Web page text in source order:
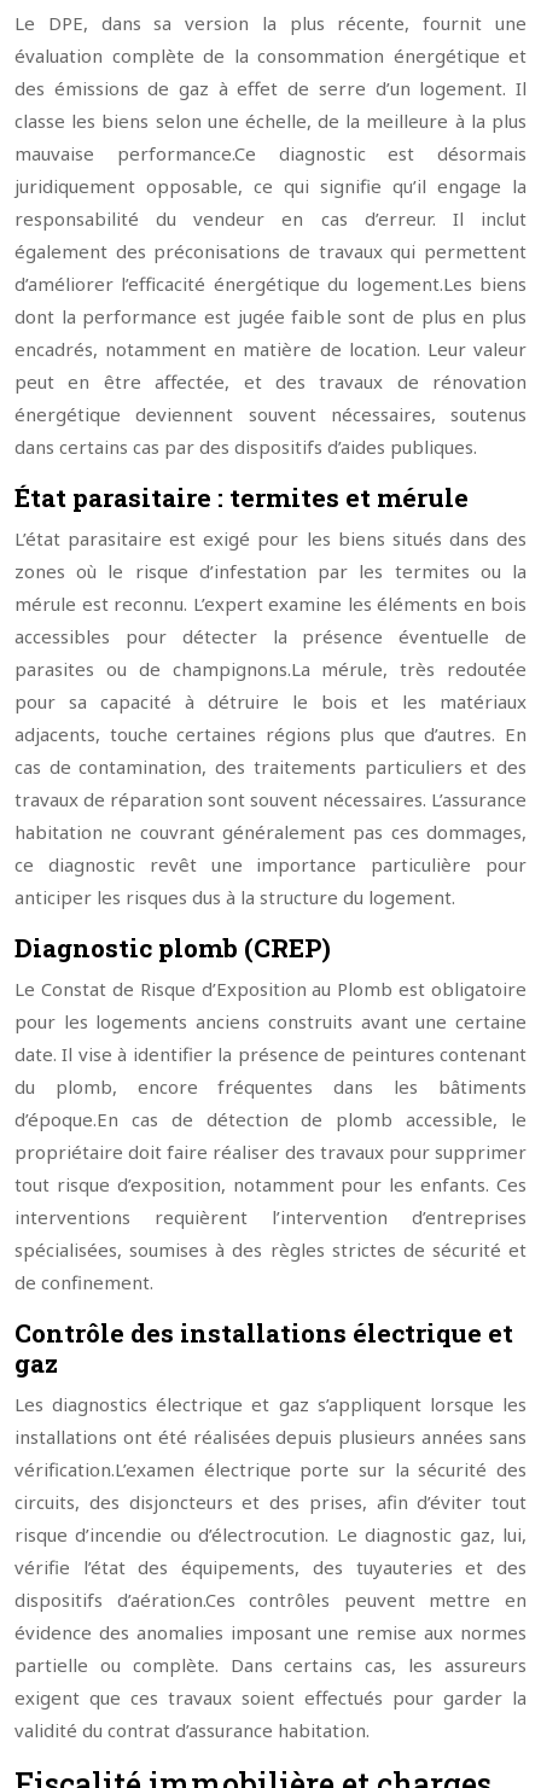
Le DPE, dans sa version la plus récente, fournit une
évaluation complète de la consommation énergétique et
des émissions de gaz à effet de serre d’un logement. Il
classe les biens selon une échelle, de la meilleure à la plus
mauvaise performance.Ce diagnostic est désormais
juridiquement opposable, ce qui signifie qu’il engage la
responsabilité du vendeur en cas d’erreur. Il inclut
également des préconisations de travaux qui permettent
d’améliorer l’efficacité énergétique du logement.Les biens
dont la performance est jugée faible sont de plus en plus
encadrés, notamment en matière de location. Leur valeur
peut en être affectée, et des travaux de rénovation
énergétique deviennent souvent nécessaires, soutenus
dans certains cas par des dispositifs d’aides publiques.
État parasitaire : termites et mérule
L’état parasitaire est exigé pour les biens situés dans des
zones où le risque d’infestation par les termites ou la
mérule est reconnu. L’expert examine les éléments en bois
accessibles pour détecter la présence éventuelle de
parasites ou de champignons.La mérule, très redoutée
pour sa capacité à détruire le bois et les matériaux
adjacents, touche certaines régions plus que d’autres. En
cas de contamination, des traitements particuliers et des
travaux de réparation sont souvent nécessaires. L’assurance
habitation ne couvrant généralement pas ces dommages,
ce diagnostic revêt une importance particulière pour
anticiper les risques dus à la structure du logement.
Diagnostic plomb (CREP)
Le Constat de Risque d’Exposition au Plomb est obligatoire
pour les logements anciens construits avant une certaine
date. Il vise à identifier la présence de peintures contenant
du plomb, encore fréquentes dans les bâtiments
d’époque.En cas de détection de plomb accessible, le
propriétaire doit faire réaliser des travaux pour supprimer
tout risque d’exposition, notamment pour les enfants. Ces
interventions requièrent l’intervention d’entreprises
spécialisées, soumises à des règles strictes de sécurité et
de confinement.
Contrôle des installations électrique et
gaz
Les diagnostics électrique et gaz s’appliquent lorsque les
installations ont été réalisées depuis plusieurs années sans
vérification.L’examen électrique porte sur la sécurité des
circuits, des disjoncteurs et des prises, afin d’éviter tout
risque d’incendie ou d’électrocution. Le diagnostic gaz, lui,
vérifie l’état des équipements, des tuyauteries et des
dispositifs d’aération.Ces contrôles peuvent mettre en
évidence des anomalies imposant une remise aux normes
partielle ou complète. Dans certains cas, les assureurs
exigent que ces travaux soient effectués pour garder la
validité du contrat d’assurance habitation.